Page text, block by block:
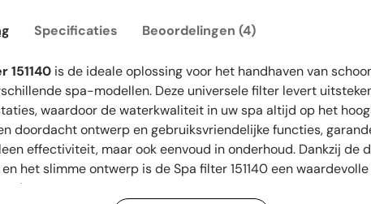
Specificaties Beoordelingen (4)
151140 is de ideale oplossing voor het handhaven van
spa-modellen. Deze universele filter levert
waardoor de waterkwaliteit in uw spa altijd op het
doordacht ontwerp en gebruiksvriendelijke functies,
effectiviteit, maar ook eenvoud in onderhoud. Dankzij de
het slimme ontwerp is de Spa filter 151140 een